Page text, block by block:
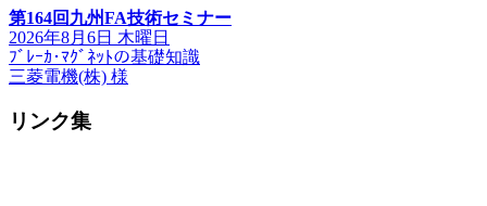
第164回九州FA技術セミナー
2026年8月6日 木曜日
ﾌﾞﾚｰｶ･ﾏｸﾞﾈｯﾄの基礎知識
三菱電機(株) 様
リンク集